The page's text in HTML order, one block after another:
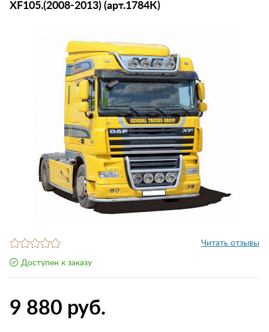
XF105.(2008-2013) (арт.1784К)
Читать отзывы
Доступен к заказу
9 880 руб.